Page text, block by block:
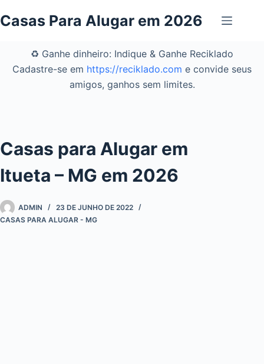
para
conteúdo
Casas Para Alugar em 2026
♻️ Ganhe dinheiro: Indique & Ganhe Reciklado
Cadastre-se em https://reciklado.com e convide seus
amigos, ganhos sem limites.
Casas para Alugar em
Itueta – MG em 2026
ADMIN
23 DE JUNHO DE 2022
CASAS PARA ALUGAR - MG